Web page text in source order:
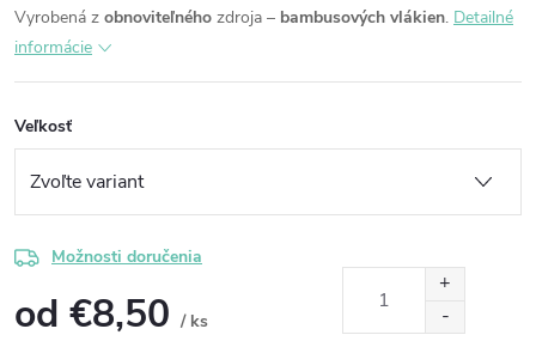
Vyrobená z obnoviteľného zdroja – bambusových vlákien. Detailné
informácie
Veľkosť
Možnosti doručenia
od €8,50 / ks